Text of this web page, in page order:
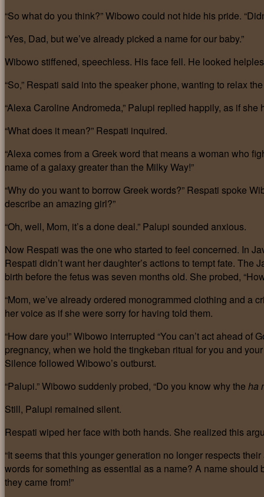
“So what do you think?” Wibowo could not hide his pride.
“Yes, Dad, but we’ve already picked a name for our baby.”
Wibowo stiffened, speechless. His face fell. He looked
“So,” Respati said into the speaker phone, wanting to relax
“Alexa Caroline Andromeda,” Palupi replied happily, as if
“What does it mean?” Respati inquired.
“Alexa comes from a Greek word that means a woman who
name of a galaxy greater than the Milky Way!”
“Why do you want to borrow Greek words?” Respati spoke
describe an amazing girl?”
“Oh, well, Mom, it’s a done deal.” Palupi sounded anxious.
Now Respati was the one who started to feel concerned. In
Respati didn’t want her daughter’s actions to tempt fate.
birth before the fetus was seven months old. She probed,
“Mom, we’ve already ordered monogrammed clothing and a
her voice as if she were sorry for having told them.
“How dare you!” Wibowo interrupted “You can’t act ahead of
pregnancy, when we hold the tingkeban ritual for you and
Silence followed Wibowo’s outburst.
“Palupi.” Wibowo suddenly probed, “Do you know why the ha
Still, Palupi remained silent.
Respati wiped her face with both hands. She realized this
“It seems that this younger generation no longer respects
words for something as essential as a name? A name should
they came from!”